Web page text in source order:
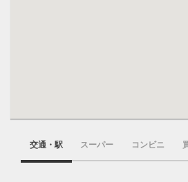
交通・駅 スーパー コンビニ